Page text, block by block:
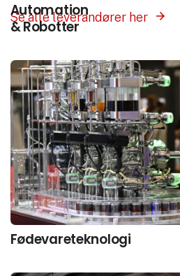
Se alle leverandører her
Automation
& Robotter
Fødevareteknologi